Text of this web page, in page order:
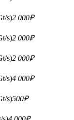
s)2 000₽
s)2 000₽
s)2 000₽
s)4 000₽
s)500₽